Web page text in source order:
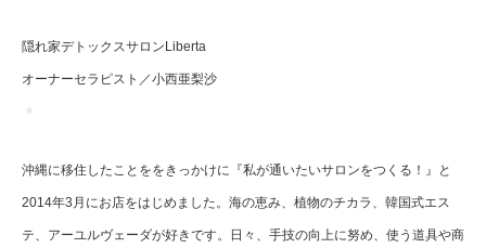
隠れ家デトックスサロンLiberta
オーナーセラピスト／小西亜梨沙
沖縄に移住したことををきっかけに『私が通いたいサロンをつくる！』と
2014年3月にお店をはじめました。海の恵み、植物のチカラ、韓国式エス
テ、アーユルヴェーダが好きです。日々、手技の向上に努め、使う道具や商